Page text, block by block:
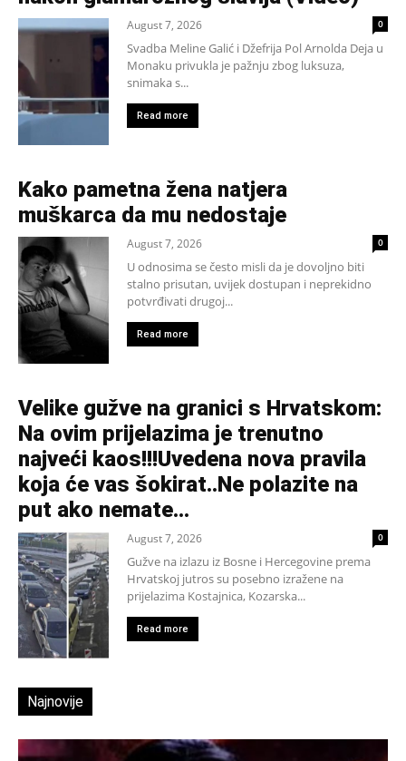
August 7, 2026 0
Svadba Meline Galić i Džefrija Pol Arnolda Deja u
Monaku privukla je pažnju zbog luksuza,
snimaka s...
Read more
Kako pametna žena natjera
muškarca da mu nedostaje
August 7, 2026 0
U odnosima se često misli da je dovoljno biti
stalno prisutan, uvijek dostupan i neprekidno
potvrđivati drugoj...
Read more
Velike gužve na granici s Hrvatskom:
Na ovim prijelazima je trenutno
najveći kaos!!!Uvedena nova pravila
koja će vas šokirat..Ne polazite na
put ako nemate...
August 7, 2026 0
Gužve na izlazu iz Bosne i Hercegovine prema
Hrvatskoj jutros su posebno izražene na
prijelazima Kostajnica, Kozarska...
Read more
Najnovije